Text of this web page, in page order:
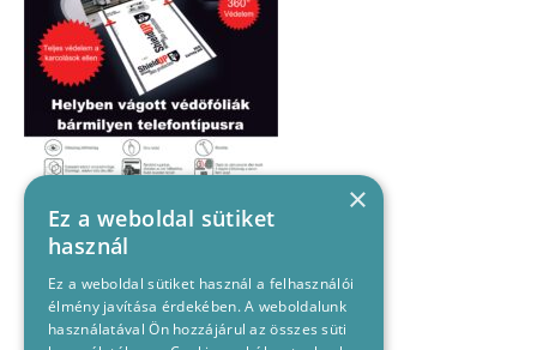
×
Ez a weboldal sütiket
használ
Ez a weboldal sütiket használ a felhasználói
élmény javítása érdekében. A weboldalunk
használatával Ön hozzájárul az összes süti